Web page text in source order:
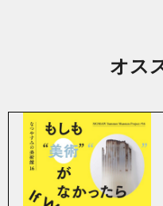
オス